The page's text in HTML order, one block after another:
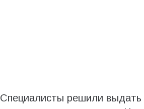
Специалисты решили выдать